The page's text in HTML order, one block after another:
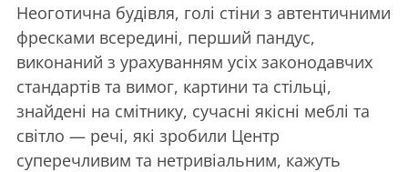
Неоготична будівля, голі стіни з автентичними
фресками всередині, перший пандус,
виконаний з урахуванням усіх законодавчих
стандартів та вимог, картини та стільці,
знайдені на смітнику, сучасні якісні меблі та
світло — речі, які зробили Центр
суперечливим та нетривіальним, кажуть